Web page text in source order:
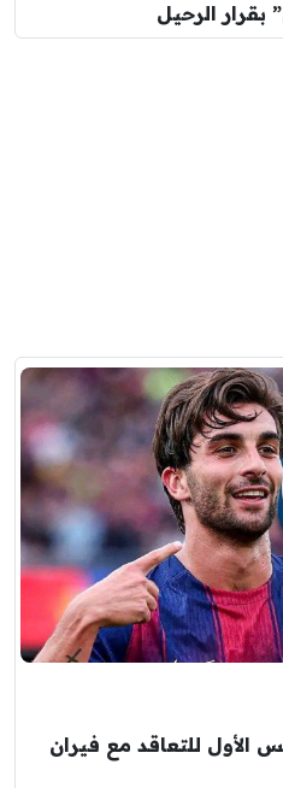
بقرار الرحيل
الأول للتعاقد مع فيران